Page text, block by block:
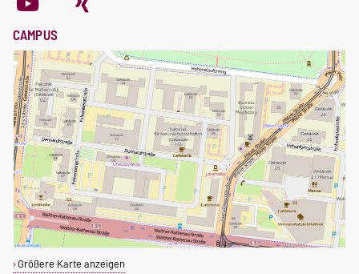
CAMPUS
Größere Karte anzeigen